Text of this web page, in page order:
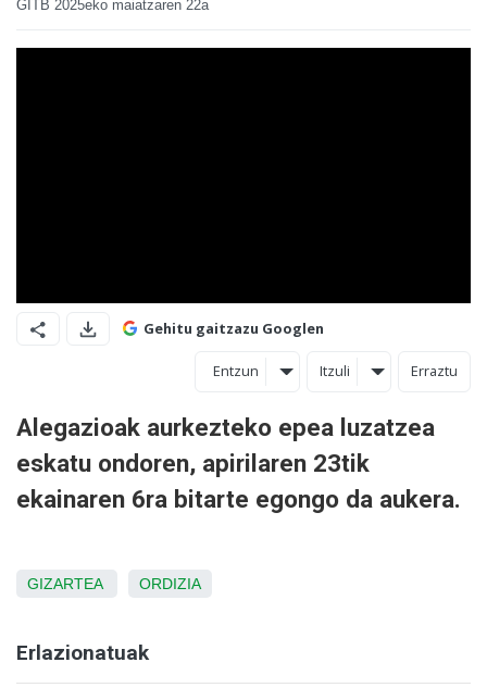
GITB 2025eko maiatzaren 22a
Gehitu gaitzazu Googlen
Entzun Itzuli Erraztu
Alegazioak aurkezteko epea luzatzea
eskatu ondoren, apirilaren 23tik
ekainaren 6ra bitarte egongo da aukera.
GIZARTEA ORDIZIA
Erlazionatuak